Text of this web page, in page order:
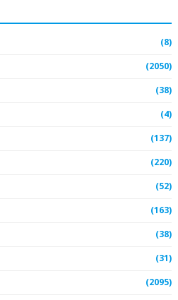
(8)
(2050)
(38)
(4)
(137)
(220)
(52)
(163)
(38)
(31)
(2095)